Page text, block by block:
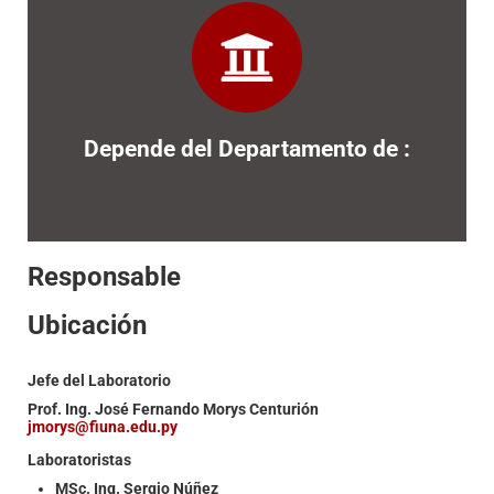
Depende del Departamento de :
Ingeniería Electrónica y
Mecatrónica
Ubicación
Jefe del Laboratorio
jmorys@fiuna.edu.py
Laboratoristas
MSc. Ing. Sergio Núñez
Ing. Luis Mongelós
Auxiliar de Laboratorio